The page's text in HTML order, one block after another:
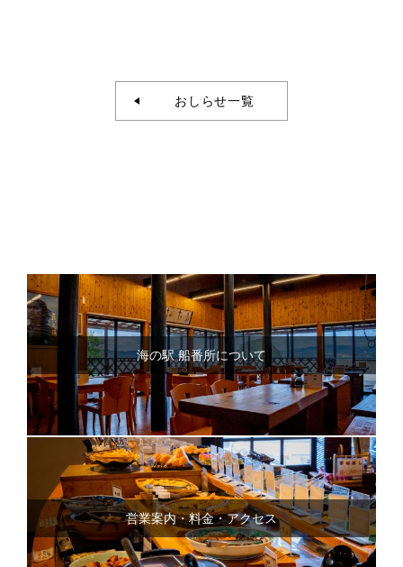
おしらせ一覧
海の駅 船番所について
営業案内・料金・アクセス